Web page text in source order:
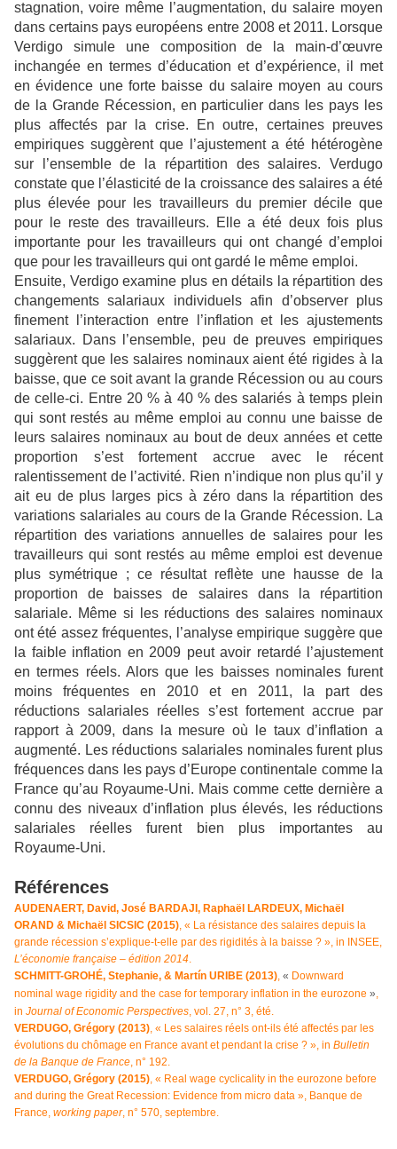
stagnation, voire même l’augmentation, du salaire moyen
dans certains pays européens entre 2008 et 2011. Lorsque
Verdigo simule une composition de la main-d’œuvre
inchangée en termes d’éducation et d’expérience, il met
en évidence une forte baisse du salaire moyen au cours
de la Grande Récession, en particulier dans les pays les
plus affectés par la crise.
En outre, certaines preuves
empiriques suggèrent que l’ajustement a été hétérogène
sur l’ensemble de la répartition des salaires. Verdugo
constate que l’élasticité de la croissance des salaires a été
plus élevée pour les travailleurs du premier décile que
pour le reste des travailleurs. Elle a été deux fois plus
importante pour les travailleurs qui ont changé d’emploi
que pour les travailleurs qui ont gardé le même emploi.
Ensuite, Verdigo examine plus en détails la répartition des
changements salariaux individuels afin d’observer plus
finement l’interaction entre l’inflation et les ajustements
salariaux. Dans l’ensemble, peu de preuves empiriques
suggèrent que les salaires nominaux aient été rigides à la
baisse, que ce soit avant la grande Récession ou au cours
de celle-ci. Entre 20 % à 40 % des salariés à temps plein
qui sont restés au même emploi au connu une baisse de
leurs salaires nominaux au bout de deux années et cette
proportion s’est fortement accrue avec le récent
ralentissement de l’activité. Rien n’indique non plus qu’il y
ait eu de plus larges pics à zéro dans la répartition des
variations salariales au cours de la Grande Récession. La
répartition des variations annuelles de salaires pour les
travailleurs qui sont restés au même emploi est devenue
plus symétrique ; ce résultat reflète une hausse de la
proportion de baisses de salaires dans la répartition
salariale. Même si les réductions des salaires nominaux
ont été assez fréquentes, l’analyse empirique suggère que
la faible inflation en 2009 peut avoir retardé l’ajustement
en termes réels. Alors que les baisses nominales furent
moins fréquentes en 2010 et en 2011, la part des
réductions salariales réelles s’est fortement accrue par
rapport à 2009, dans la mesure où le taux d’inflation a
augmenté. Les réductions salariales nominales furent plus
fréquences dans les pays d’Europe continentale comme la
France qu’au Royaume-Uni. Mais comme cette dernière a
connu des niveaux d’inflation plus élevés, les réductions
salariales réelles furent bien plus importantes au
Royaume-Uni.
Références
AUDENAERT, David, José BARDAJI, Raphaël LARDEUX, Michaël
ORAND & Michaël SICSIC (2015), « La résistance des salaires depuis la
grande récession s’explique-t-elle par des rigidités à la baisse ? », in INSEE,
L’économie française – édition 2014.
SCHMITT-GROHÉ, Stephanie, & Martín URIBE (2013), « Downward
nominal wage rigidity and the case for temporary inflation in the eurozone »,
in Journal of Economic Perspectives, vol. 27, n° 3, été.
VERDUGO, Grégory (2013), « Les salaires réels ont‑ils été affectés par les
évolutions du chômage en France avant et pendant la crise ? », in Bulletin
de la Banque de France, n° 192.
VERDUGO, Grégory (2015), « Real wage cyclicality in the eurozone before
and during the Great Recession: Evidence from micro data », Banque de
France, working paper, n° 570, septembre.